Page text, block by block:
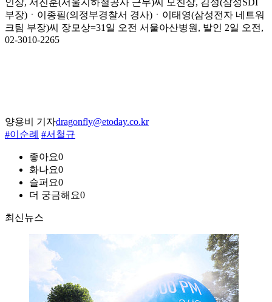
인상, 서진훈(서울지하철공사 근무)씨 모친상, 김성(삼성SDI
부장)ㆍ이종필(의정부경찰서 경사)ㆍ이태영(삼성전자 네트워
크팀 부장)씨 장모상=31일 오전 서울아산병원, 발인 2일 오전,
02-3010-2265
양용비 기자dragonfly@etoday.co.kr
#이순례 #서철규
좋아요0
화나요0
슬퍼요0
더 궁금해요0
최신뉴스